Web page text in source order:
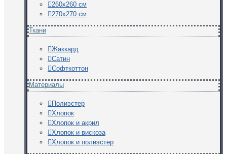
260х260 см
270х270 см
Ткани
Жаккард
Сатин
Софткоттон
Материалы
Полиэстер
Хлопок
Хлопок и акрил
Хлопок и вискоза
Хлопок и полиэстер